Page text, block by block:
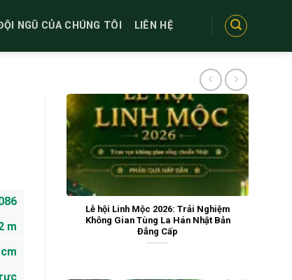
NGŨ CỦA CHÚNG TÔI LIÊN HỆ
Lễ hội Linh Mộc 2026: Trải Nghiệm
Không Gian Tùng La Hán Nhật Bản
Đẳng Cấp
m